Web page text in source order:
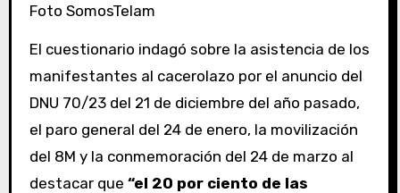
Foto SomosTelam
El cuestionario indagó sobre la asistencia de los
manifestantes al cacerolazo por el anuncio del
DNU 70/23 del 21 de diciembre del año pasado,
el paro general del 24 de enero, la movilización
del 8M y la conmemoración del 24 de marzo al
destacar que “el 20 por ciento de las